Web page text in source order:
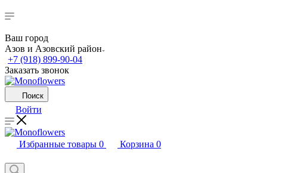
Ваш город
Азов и Азовский район
+7 (918) 899-90-04
Заказать звонок
Поиск
Войти
Избранные товары 0 Корзина 0